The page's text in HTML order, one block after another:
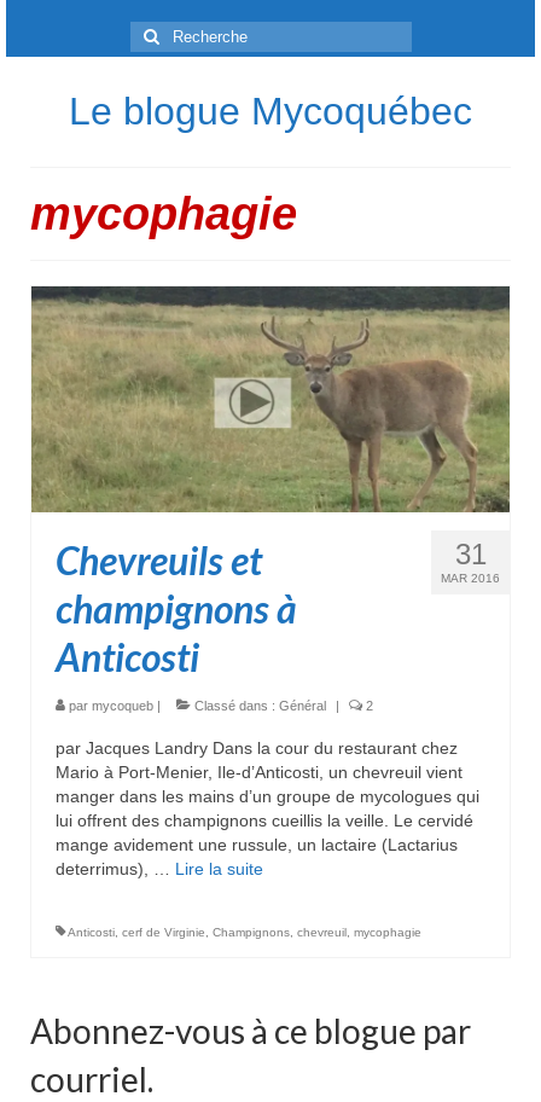
Rechercher
:
Le blogue Mycoquébec
mycophagie
31
MAR 2016
Chevreuils et
champignons à
Anticosti
par mycoqueb Classé dans : Général 2
par Jacques Landry Dans la cour du restaurant chez
Mario à Port-Menier, Ile-d’Anticosti, un chevreuil vient
manger dans les mains d’un groupe de mycologues qui
lui offrent des champignons cueillis la veille. Le cervidé
mange avidement une russule, un lactaire (Lactarius
deterrimus), … Lire la suite­­
Anticosti, cerf de Virginie, Champignons, chevreuil, mycophagie
Abonnez-vous à ce blogue par
courriel.